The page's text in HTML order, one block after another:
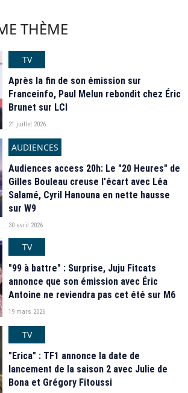
THÈME
TV
Après la fin de son émission sur
Franceinfo, Paul Melun rebondit chez Éric
Brunet sur LCI
21 juillet 2026
AUDIENCES
Audiences access 20h: Le "20 Heures" de
Gilles Bouleau creuse l'écart avec Léa
Salamé, Cyril Hanouna en nette hausse
sur W9
30 avril 2026
TV
"99 à battre" : Surprise, Juju Fitcats
annonce que son émission avec Éric
Antoine ne reviendra pas cet été sur M6
19 mars 2026
TV
"Erica" : TF1 annonce la date de
lancement de la saison 2 avec Julie de
Bona et Grégory Fitoussi